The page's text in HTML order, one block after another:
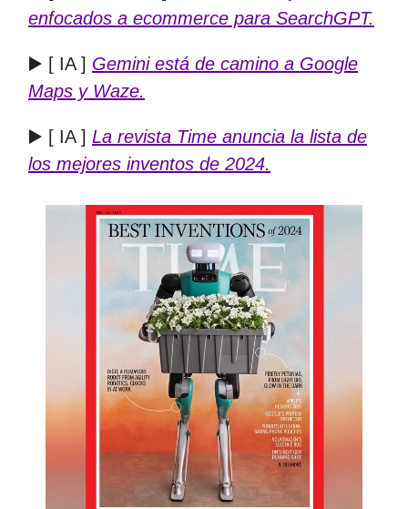
enfocados a ecommerce para SearchGPT.
▶️ [ IA ] Gemini está de camino a Google
Maps y Waze.
▶️ [ IA ] La revista Time anuncia la lista de
los mejores inventos de 2024.